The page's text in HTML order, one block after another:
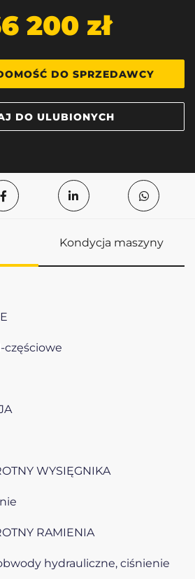
200 zł
DO SPRZEDAWCY
DO ULUBIONYCH
Kondycja maszyny
częściowe
WYSIĘGNIKA
RAMIENIA
hydrauliczne, ciśnienie